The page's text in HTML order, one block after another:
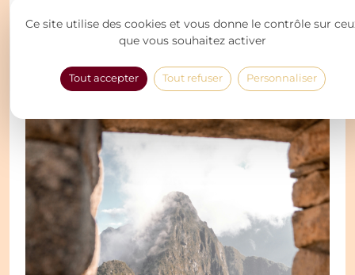
Activités et attractions
touristiques
Ce site utilise des cookies et vous donne le contrôle sur
que vous souhaitez activer
Tout accepter Tout refuser Personnaliser